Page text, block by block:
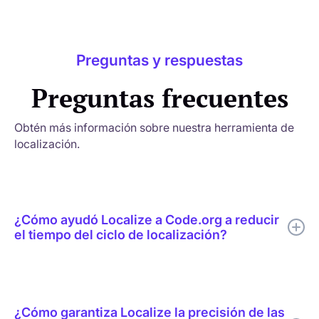
Preguntas y respuestas
Preguntas frecuentes
Obtén más información sobre nuestra herramienta de
localización.
¿Cómo ayudó Localize a Code.org a reducir
el tiempo del ciclo de localización?
un único flujo de trabajo de localización.
¿Cómo garantiza Localize la precisión de las